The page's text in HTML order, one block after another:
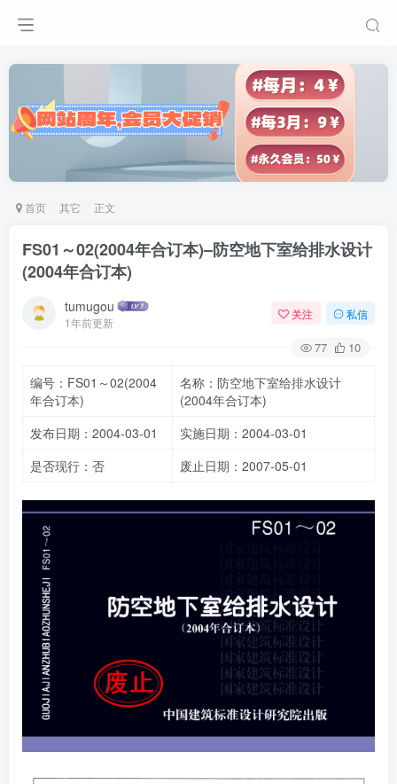
首页 其它 正文
FS01～02(2004年合订本)–防空地下室给排水设计
(2004年合订本)
tumugou
1年前更新
关注 私信
77 10
编号：FS01～02(2004
年合订本)
名称：防空地下室给排水设计
(2004年合订本)
发布日期：2004-03-01
实施日期：2004-03-01
是否现行：否
废止日期：2007-05-01